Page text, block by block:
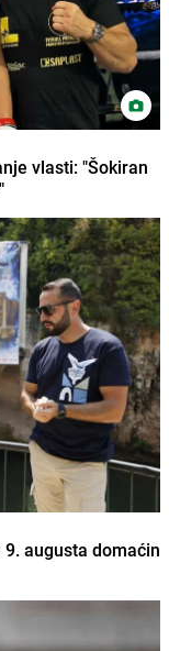
vlasti: "Šokiran
augusta domaćin